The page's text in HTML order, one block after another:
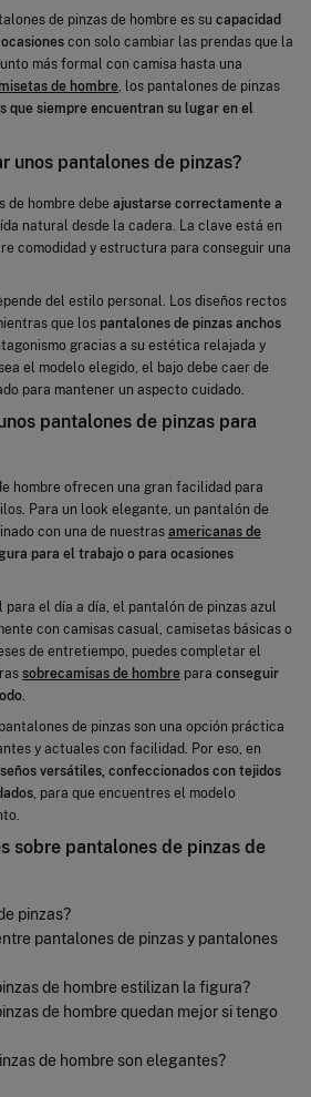
de pinzas de hombre es su capacidad
con solo cambiar las prendas que la
más formal con camisa hasta una
de hombre, los pantalones de pinzas
que siempre encuentran su lugar en el
unos pantalones de pinzas?
de hombre debe ajustarse correctamente a
natural desde la cadera. La clave está en
comodidad y estructura para conseguir una
del estilo personal. Los diseños rectos
que los pantalones de pinzas anchos
gracias a su estética relajada y
el modelo elegido, el bajo debe caer de
para mantener un aspecto cuidado.
pantalones de pinzas para
hombre ofrecen una gran facilidad para
Para un look elegante, un pantalón de
con una de nuestras americanas de
para el trabajo o para ocasiones
para el día a día, el pantalón de pinzas azul
con camisas casual, camisetas básicas o
de entretiempo, puedes completar el
sobrecamisas de hombre para conseguir
.
de pinzas son una opción práctica
y actuales con facilidad. Por eso, en
versátiles, confeccionados con tejidos
, para que encuentres el modelo
sobre pantalones de pinzas de
pinzas?
pantalones de pinzas y pantalones
de hombre estilizan la figura?
de hombre quedan mejor si tengo
de hombre son elegantes?